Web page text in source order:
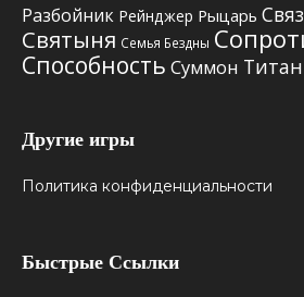
Разбойник Рейнджер Рыцарь
Святыня Семья Бездны
Способность Суммон Титан
Другие игры
Политика конфиденциальности
Быстрые Ссылки